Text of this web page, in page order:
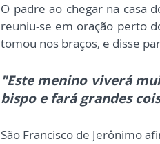
O padre ao chegar na casa
reuniu-se em oração perto
tomou nos braços, e disse
"Este menino viverá
bispo e fará grandes
São Francisco de Jerônimo